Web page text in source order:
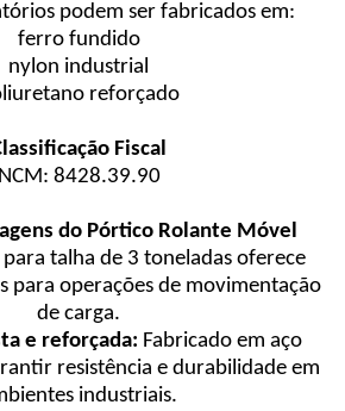
podem ser fabricados em:
ferro fundido
nylon industrial
reforçado
Fiscal
NCM: 8428.39.90
do Pórtico Rolante Móvel
talha de 3 toneladas oferece
para operações de movimentação
de carga.
e reforçada: Fabricado em aço
resistência e durabilidade em
industriais.